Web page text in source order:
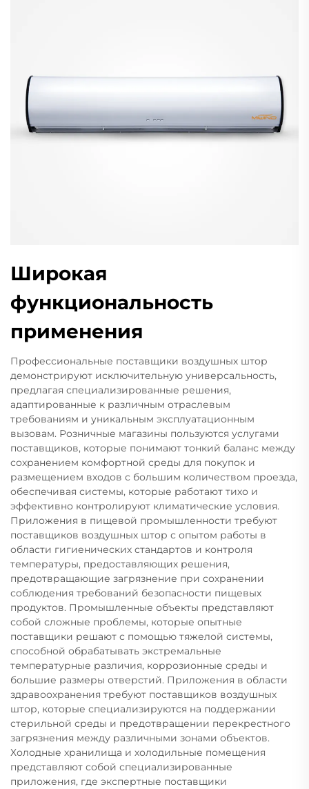
Широкая
функциональность
применения
Профессиональные поставщики воздушных штор
демонстрируют исключительную универсальность,
предлагая специализированные решения,
адаптированные к различным отраслевым
требованиям и уникальным эксплуатационным
вызовам. Розничные магазины пользуются услугами
поставщиков, которые понимают тонкий баланс между
сохранением комфортной среды для покупок и
размещением входов с большим количеством проезда,
обеспечивая системы, которые работают тихо и
эффективно контролируют климатические условия.
Приложения в пищевой промышленности требуют
поставщиков воздушных штор с опытом работы в
области гигиенических стандартов и контроля
температуры, предоставляющих решения,
предотвращающие загрязнение при сохранении
соблюдения требований безопасности пищевых
продуктов. Промышленные объекты представляют
собой сложные проблемы, которые опытные
поставщики решают с помощью тяжелой системы,
способной обрабатывать экстремальные
температурные различия, коррозионные среды и
большие размеры отверстий. Приложения в области
здравоохранения требуют поставщиков воздушных
штор, которые специализируются на поддержании
стерильной среды и предотвращении перекрестного
загрязнения между различными зонами объектов.
Холодные хранилища и холодильные помещения
представляют собой специализированные
приложения, где экспертные поставщики